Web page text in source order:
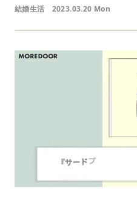
結婚生活 2023.03.20 Mon